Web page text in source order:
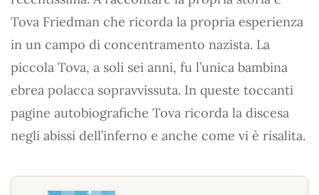
Tova Friedman che ricorda la propria esperienza
in un campo di concentramento nazista. La
piccola Tova, a soli sei anni, fu l’unica bambina
ebrea polacca sopravvissuta. In queste toccanti
pagine autobiografiche Tova ricorda la discesa
negli abissi dell’inferno e anche come vi è risalita.